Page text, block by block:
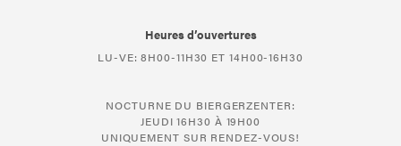
Heures d’ouvertures
LU-VE: 8H00-11H30 ET 14H00-16H30
NOCTURNE DU BIERGERZENTER:
JEUDI 16H30 À 19H00
UNIQUEMENT SUR RENDEZ-VOUS!